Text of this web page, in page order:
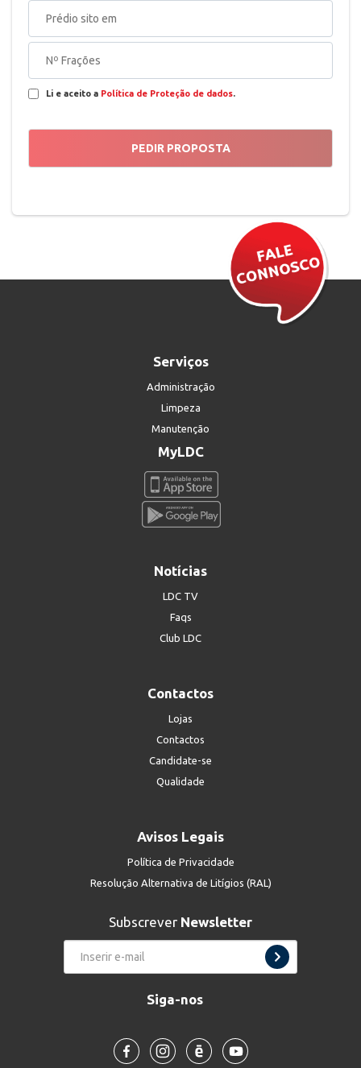
Li e aceito a Política de Proteção de dados.
Serviços
Administração
Limpeza
Manutenção
MyLDC
Notícias
LDC TV
Faqs
Club LDC
Contactos
Lojas
Contactos
Candidate-se
Qualidade
Avisos Legais
Política de Privacidade
Resolução Alternativa de Litígios (RAL)
Subscrever Newsletter
Siga-nos